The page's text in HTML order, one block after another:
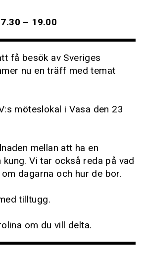
– 19.00
få besök av Sveriges
nu en träff med temat
möteslokal i Vasa den 23
mellan att ha en
Vi tar också reda på vad
dagarna och hur de bor.
tilltugg.
om du vill delta.